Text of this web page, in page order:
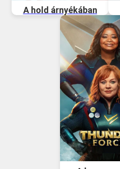
A hold árnyékában